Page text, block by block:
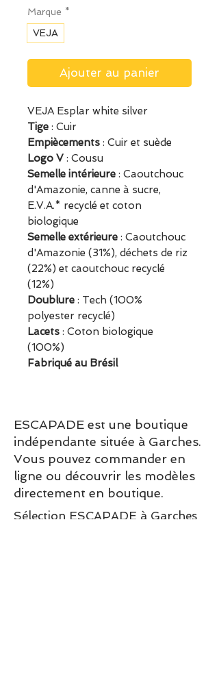
Marque *
VEJA
Ajouter au panier
VEJA Esplar white silver
Tige : Cuir
Empiècements : Cuir et suède
Logo V : Cousu
Semelle intérieure : Caoutchouc
d'Amazonie, canne à sucre,
E.V.A.* recyclé et coton
biologique
Semelle extérieure : Caoutchouc
d'Amazonie (31%), déchets de riz
(22%) et caoutchouc recyclé
(12%)
Doublure : Tech (100%
polyester recyclé)
Lacets : Coton biologique
(100%)
Fabriqué au Brésil
ESCAPADE est une boutique
indépendante située à Garches.
Vous pouvez commander en
ligne ou découvrir les modèles
directement en boutique.
Sélection ESCAPADE à Garches